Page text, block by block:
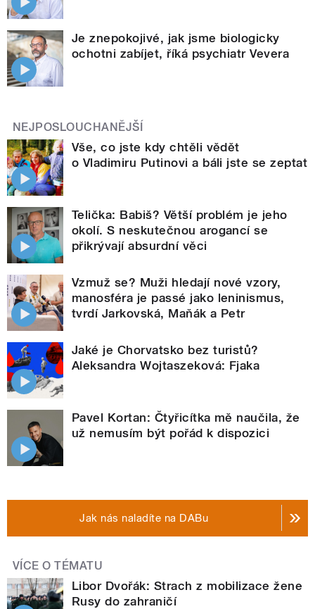
Je znepokojivé, jak jsme biologicky
ochotni zabíjet, říká psychiatr Vevera
NEJPOSLOUCHANĚJŠÍ
Vše, co jste kdy chtěli vědět
o Vladimiru Putinovi a báli jste se zeptat
Telička: Babiš? Větší problém je jeho
okolí. S neskutečnou arogancí se
přikrývají absurdní věci
Vzmuž se? Muži hledají nové vzory,
manosféra je passé jako leninismus,
tvrdí Jarkovská, Maňák a Petr
Jaké je Chorvatsko bez turistů?
Aleksandra Wojtaszeková: Fjaka
Pavel Kortan: Čtyřicítka mě naučila, že
už nemusím být pořád k dispozici
Jak nás naladíte na DABu
VÍCE O TÉMATU
Libor Dvořák: Strach z mobilizace žene
Rusy do zahraničí